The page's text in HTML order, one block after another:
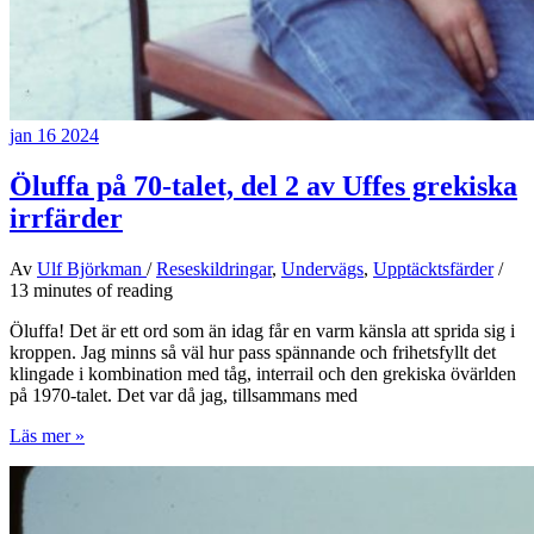
jan 16 2024
Öluffa på 70-talet, del 2 av Uffes grekiska
irrfärder
Av Ulf Björkman /Reseskildringar, Undervägs, Upptäcktsfärder/
13 minutes of reading
Öluffa! Det är ett ord som än idag får en varm känsla att sprida sig i
kroppen. Jag minns så väl hur pass spännande och frihetsfyllt det
klingade i kombination med tåg, interrail och den grekiska övärlden
på 1970-talet. Det var då jag, tillsammans med
Öluffa
70-
talet,
del
Läs mer »